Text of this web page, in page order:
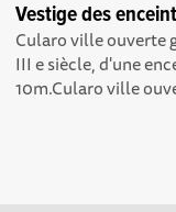
Vestige des
Cularo ville ouverte
III e siècle, d'une
10m.Cularo ville